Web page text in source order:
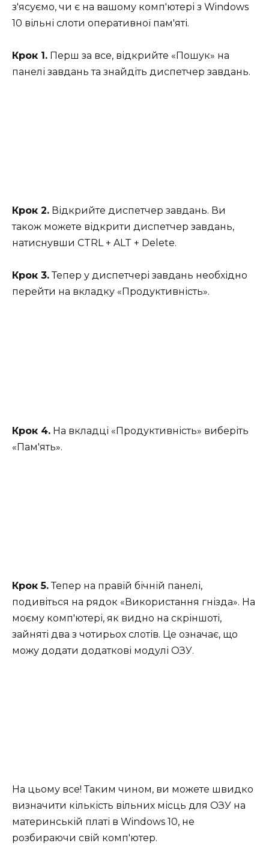
з'ясуємо, чи є на вашому комп'ютері з Windows
10 вільні слоти оперативної пам'яті.
Крок 1. Перш за все, відкрийте «Пошук» на
панелі завдань та знайдіть диспетчер завдань.
Крок 2. Відкрийте диспетчер завдань. Ви
також можете відкрити диспетчер завдань,
натиснувши CTRL + ALT + Delete.
Крок 3.Тепер у диспетчері завдань необхідно
перейти на вкладку «Продуктивність».
Крок 4. На вкладці «Продуктивність» виберіть
«Пам'ять».
Крок 5.Тепер на правій бічній панелі,
подивіться на рядок «Використання гнізда». На
моєму комп'ютері, як видно на скріншоті,
зайняті два з чотирьох слотів. Це означає, що
можу додати додаткові модулі ОЗУ.
На цьому все! Таким чином, ви можете швидко
визначити кількість вільних місць для ОЗУ на
материнській платі в Windows 10, не
розбираючи свій комп'ютер.